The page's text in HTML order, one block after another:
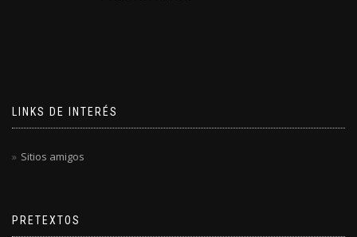
LINKS DE INTERÉS
Sitios amigos
PRETEXTOS